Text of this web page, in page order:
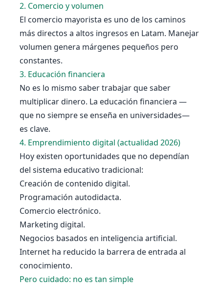
2. Comercio y volumen
El comercio mayorista es uno de los caminos
más directos a altos ingresos en Latam. Manejar
volumen genera márgenes pequeños pero
constantes.
3. Educación financiera
No es lo mismo saber trabajar que saber
multiplicar dinero. La educación financiera —
que no siempre se enseña en universidades—
es clave.
4. Emprendimiento digital (actualidad 2026)
Hoy existen oportunidades que no dependían
del sistema educativo tradicional:
Creación de contenido digital.
Programación autodidacta.
Comercio electrónico.
Marketing digital.
Negocios basados en inteligencia artificial.
Internet ha reducido la barrera de entrada al
conocimiento.
Pero cuidado: no es tan simple